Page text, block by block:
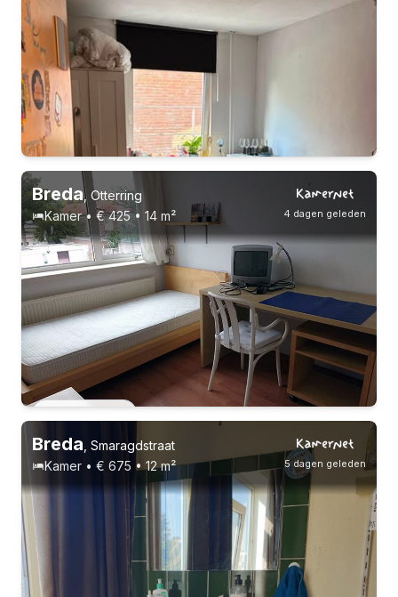
Vast contract 6 huisgenoten
4 dagen geleden
Breda, Otterring
Kamer • € 425 • 14 m²
5 dagen geleden
Breda Smaragdstraat
Kamer • € 675 • 12 m²